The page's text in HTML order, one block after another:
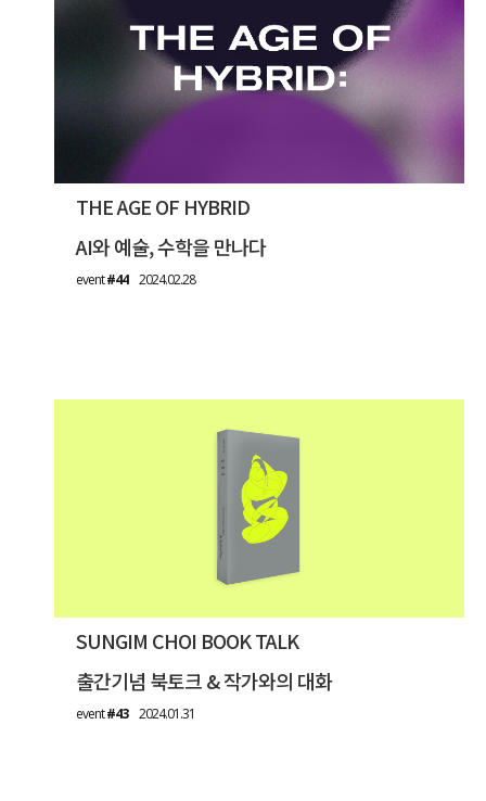
THE AGE OF HYBRID
AI와 예술, 수학을 만나다
event#442024.02.28
SUNGIM CHOI BOOK TALK
출간기념 북토크 & 작가와의 대화
event#432024.01.31